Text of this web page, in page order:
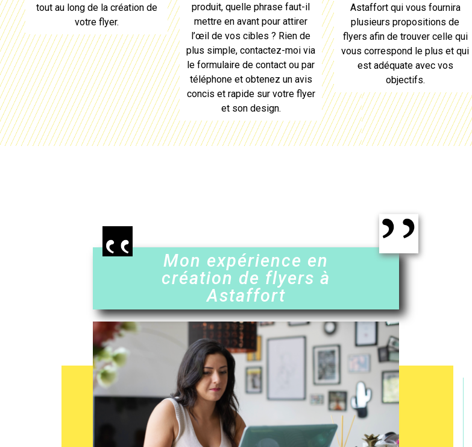
tout au long de la création de
votre flyer.
produit, quelle phrase faut-il
mettre en avant pour attirer
l’œil de vos cibles ? Rien de
plus simple, contactez-moi via
le formulaire de contact ou par
téléphone et obtenez un avis
concis et rapide sur votre flyer
et son design.
Astaffortqui vous fournira
plusieurs propositions de
flyers afin de trouver celle qui
vous correspond le plus et qui
est adéquate avec vos
objectifs.
Mon expérience en
création de flyers à
Astaffort